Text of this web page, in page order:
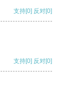
支持[0] 反对[0]
支持[0] 反对[0]